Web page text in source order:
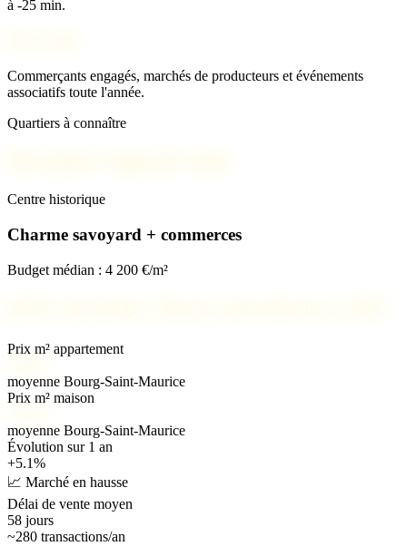
à -25 min.
Commerçants engagés, marchés de producteurs et événements
associatifs toute l'année.
Quartiers à connaître
Centre historique
Charme savoyard + commerces
Budget médian : 4 200 €/m²
Prix m² appartement
moyenne Bourg-Saint-Maurice
Prix m² maison
moyenne Bourg-Saint-Maurice
Évolution sur 1 an
+5.1%
📈 Marché en hausse
Délai de vente moyen
58 jours
~280 transactions/an